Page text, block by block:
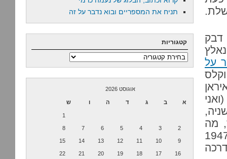
דבק
על
מה
הזמן היה חולף כמנהגו, אנחנו היינו בשנת 1947
תניח את המספריים ובוא נדבר על זה
קטגוריות
קטגוריות
אוגוסט 2026
א ב ג ד ה ו ש
1
2
3
4
5
6
7
8
9
10
11
12
13
14
15
16
17
18
19
20
21
22